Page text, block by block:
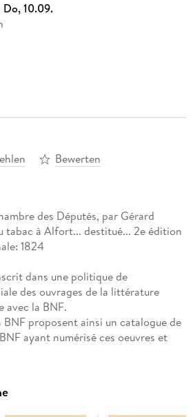
10.09.
Bewerten
des Députés, par Gérard
tabac à Alfort... destitué... 2e édition
1824
dans une politique de
des ouvrages de la littérature
avec la BNF.
BNF proposent ainsi un catalogue de
ayant numérisé ces oeuvres et
moins à l'histoire des idées en